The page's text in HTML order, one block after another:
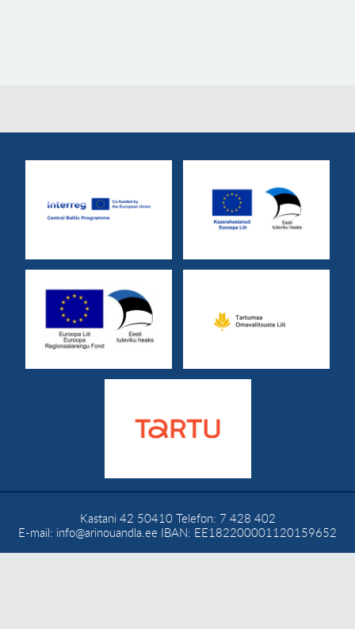
Kastani 42 50410 Telefon: 7 428 402
E-mail: info@arinouandla.ee IBAN: EE182200001120159652